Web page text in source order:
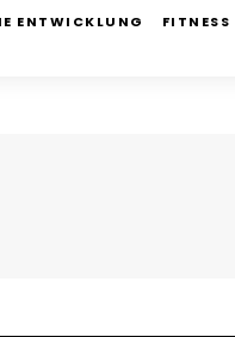
ENTWICKLUNG FITNESS